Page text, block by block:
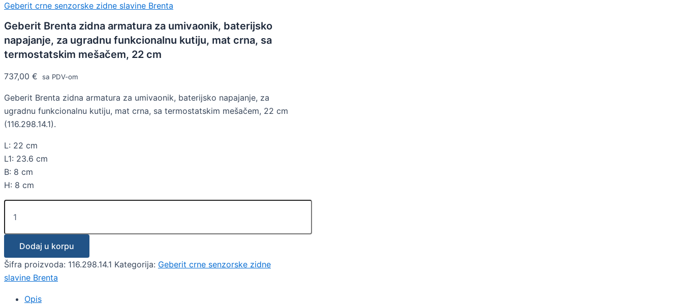
Geberit crne senzorske zidne slavine Brenta
Geberit Brenta zidna armatura za umivaonik, baterijsko
napajanje, za ugradnu funkcionalnu kutiju, mat crna, sa
termostatskim mešačem, 22 cm
737,00 € sa PDV-om
Geberit Brenta zidna armatura za umivaonik, baterijsko napajanje, za
ugradnu funkcionalnu kutiju, mat crna, sa termostatskim mešačem, 22 cm
(116.298.14.1).
L: 22 cm
L1: 23.6 cm
B: 8 cm
H: 8 cm
Dodaj u korpu
Šifra proizvoda: 116.298.14.1 Kategorija: Geberit crne senzorske zidne
slavine Brenta
Opis